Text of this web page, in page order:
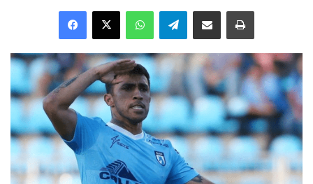
Facebook
X WhatsAppTelegramEnviar vía email Imprimir